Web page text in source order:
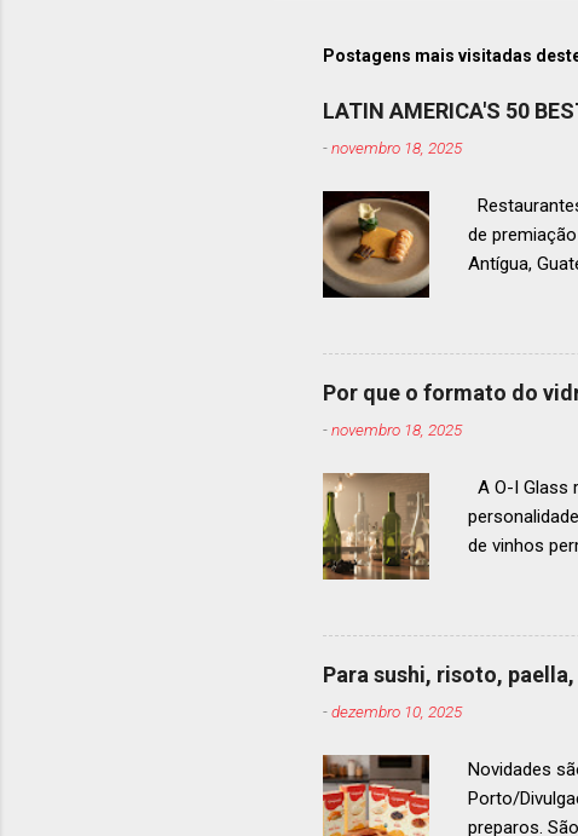
Postagens mais visitadas
LATIN AMERICA'S 50
-novembro 18, 2025
de
Antígua,
ranqueados
gastronomia
um
Por que o formato do
-novembro 18, 2025
A O-I Glass
de vinhos
até 2029,
contínua que
parceira
para cada
Para sushi, risoto,
-dezembro 10, 2025
Novidades
Porto/
preparos.